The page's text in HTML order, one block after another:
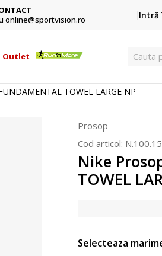
online@sportvision.ro
3
Intră
Outlet Cauta
TOWEL LARGE NP
Prosop
Cod articol:
Nike
TOWEL
Selecteaza